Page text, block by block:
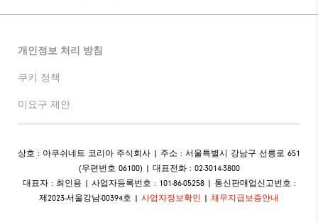
개인정보 처리 방침
쿠키 정책
미요구 제안
상호 : 아쿠쉬네트 코리아 주식회사 | 주소 : 서울특별시 강남구 선릉로 651
(우편번호 06100) | 대표전화 : 02-3014-3800
대표자 : 최인용 | 사업자등록번호 : 101-86-05258 | 통신판매업신고번호 :
제2023-서울강남-00394호 | 사업자정보확인 | 채무지급보증안내